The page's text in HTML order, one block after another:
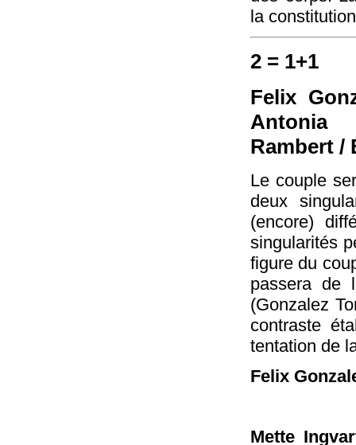
la
2 = 1+1
Felix
Antonia
Rambert /
Le couple
deux
(encore)
singularités
figure du
passera de
(Gonzalez
contraste
tentation de
Felix
Mette